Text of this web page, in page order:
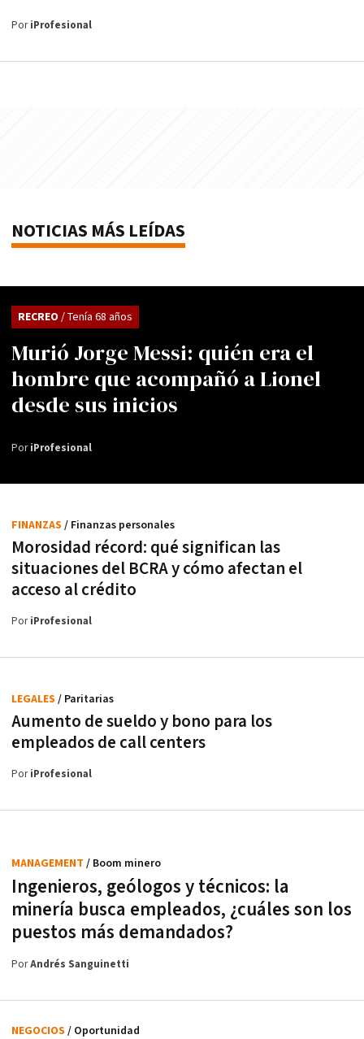
PoriProfesional
NOTICIAS MÁS LEÍDAS
Murió Jorge Messi: quién era el
hombre que acompañó a Lionel
desde sus inicios
RECREO / Tenía 68 años
PoriProfesional
Morosidad récord: qué significan las
situaciones del BCRA y cómo afectan el
acceso al crédito
FINANZAS / Finanzas personales
PoriProfesional
Aumento de sueldo y bono para los
empleados de call centers
LEGALES / Paritarias
PoriProfesional
Ingenieros, geólogos y técnicos: la
minería busca empleados, ¿cuáles son los
puestos más demandados?
MANAGEMENT / Boom minero
PorAndrés Sanguinetti
NEGOCIOS / Oportunidad